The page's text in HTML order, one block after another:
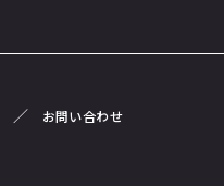
お問い合わせ